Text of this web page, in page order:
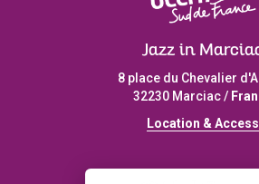
Jazz in
8 place du Chevalier
32230 Marciac /
Location & Access